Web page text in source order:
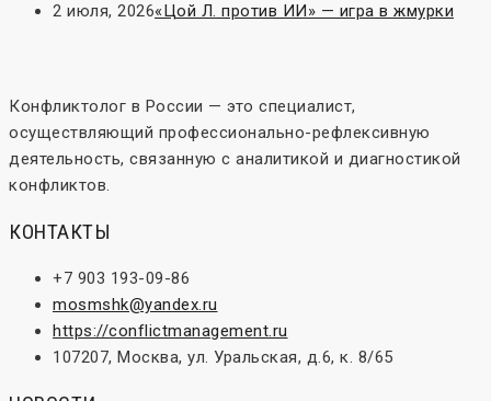
2 июля, 2026«Цой Л. против ИИ» — игра в жмурки
Конфликтолог в России — это специалист,
осуществляющий профессионально-рефлексивную
деятельность, связанную с аналитикой и диагностикой
конфликтов.
КОНТАКТЫ
+7 903 193-09-86
mosmshk@yandex.ru
https://conflictmanagement.ru
107207, Москва, ул. Уральская, д.6, к. 8/65